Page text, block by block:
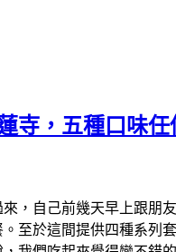
寺，五種口味
，自己前幾天早上跟朋
至於這間提供四種系